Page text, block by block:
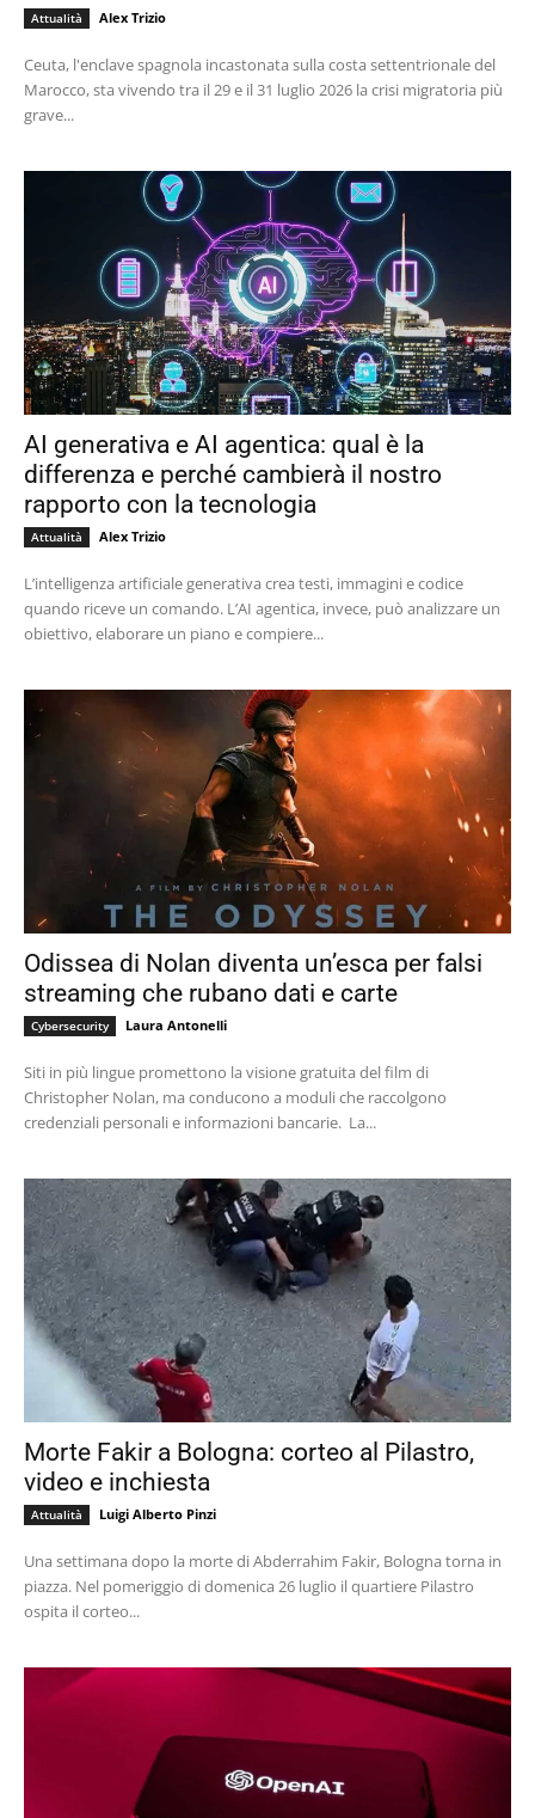
Attualità Alex Trizio
Ceuta, l'enclave spagnola incastonata sulla costa settentrionale del
Marocco, sta vivendo tra il 29 e il 31 luglio 2026 la crisi migratoria più
grave...
AI generativa e AI agentica: qual è la
differenza e perché cambierà il nostro
rapporto con la tecnologia
Attualità Alex Trizio
L’intelligenza artificiale generativa crea testi, immagini e codice
quando riceve un comando. L’AI agentica, invece, può analizzare un
obiettivo, elaborare un piano e compiere...
Odissea di Nolan diventa un’esca per falsi
streaming che rubano dati e carte
Cybersecurity Laura Antonelli
Siti in più lingue promettono la visione gratuita del film di
Christopher Nolan, ma conducono a moduli che raccolgono
credenziali personali e informazioni bancarie. La...
Morte Fakir a Bologna: corteo al Pilastro,
video e inchiesta
Attualità Luigi Alberto Pinzi
Una settimana dopo la morte di Abderrahim Fakir, Bologna torna in
piazza. Nel pomeriggio di domenica 26 luglio il quartiere Pilastro
ospita il corteo...